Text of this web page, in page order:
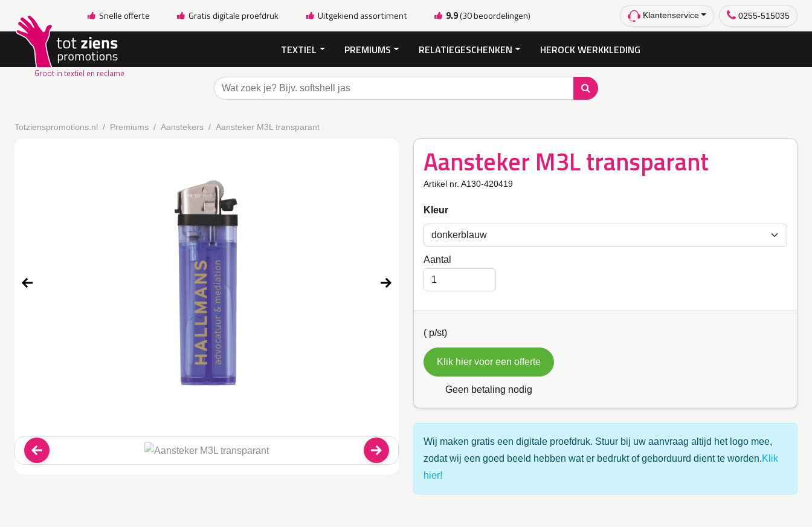
Snelle offerte Gratis digitale proefdruk Uitgekiend assortiment 9.9(30 beoordelingen) Klantenservice 0255-515035
Groot in textiel en reclame
TEXTIEL PREMIUMS RELATIEGESCHENKEN HEROCK WERKKLEDING
Totzienspromotions.nl Premiums Aanstekers Aansteker M3L transparant
Aansteker M3L transparant
Artikel nr. A130-420419
Kleur
Aantal
( p/st)
Klik hier voor een offerte
Geen betaling nodig
Wij maken gratis een digitale proefdruk. Stuur bij uw aanvraag altijd het logo mee,
zodat wij een goed beeld hebben wat er bedrukt of geborduurd dient te worden.Klik
hier!